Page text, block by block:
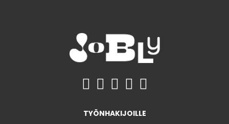
TYÖNHAKIJOILLE